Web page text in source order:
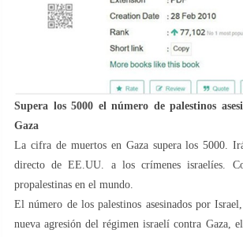
Supera los 5000 el número de palestinos
Gaza
La cifra de muertos en Gaza supera los 5000.
directo de EE.UU. a los crímenes israelíes.
propalestinas en el mundo.
El número de los palestinos asesinados por
nueva agresión del régimen israelí contra Gaza,